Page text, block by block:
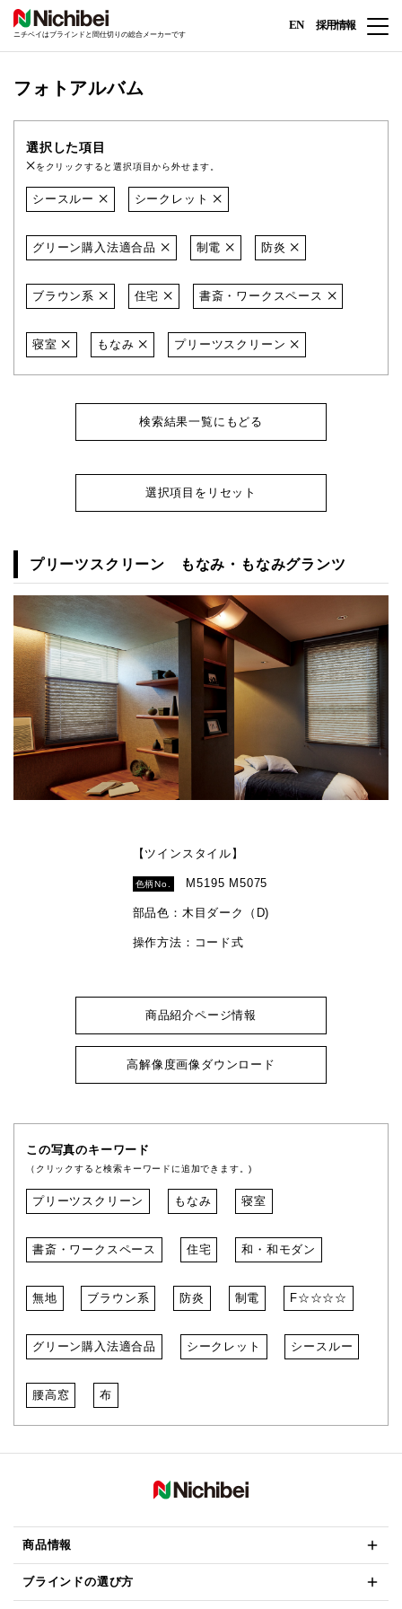
ニチベイはブラインドと間仕切りの総合メーカーです
EN 採用情報
フォトアルバム
選択した項目
をクリックすると選択項目から外せます。
シースルー シークレット
グリーン購入法適合品 制電 防炎
ブラウン系 住宅 書斎・ワークスペース
寝室 もなみ プリーツスクリーン
検索結果一覧にもどる
選択項目をリセット
プリーツスクリーン もなみ・もなみグランツ
【ツインスタイル】
色柄No. M5195 M5075
部品色：木目ダーク（D)
操作方法：コード式
商品紹介ページ情報
高解像度画像ダウンロード
この写真のキーワード
（クリックすると検索キーワードに追加できます。)
プリーツスクリーン もなみ 寝室
書斎・ワークスペース 住宅 和・和モダン
無地 ブラウン系 防炎 制電 F☆☆☆☆
グリーン購入法適合品 シークレット シースルー
腰高窓 布
商品情報
ブラインドの選び方